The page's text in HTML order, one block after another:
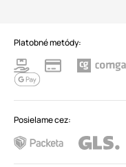
Platobné metódy:
Posielame cez: